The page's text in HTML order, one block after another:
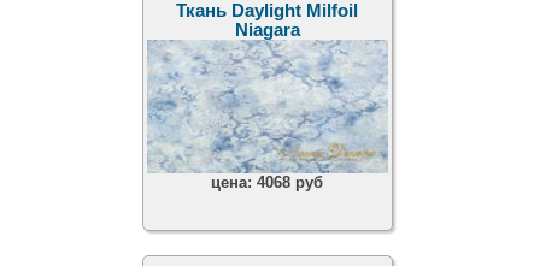
Ткань Daylight Milfoil
Niagara
цена:4068 руб